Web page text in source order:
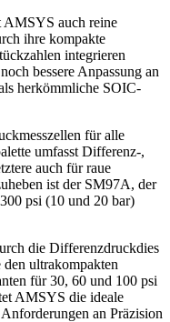
AMSYS auch reine
ihre kompakte
integrieren
bessere Anpassung an
herkömmliche SOIC-
für alle
umfasst Differenz-,
auch für raue
ist der SM97A, der
psi (10 und 20 bar)
die Differenzdruckdies
ultrakompakten
für 30, 60 und 100 psi
AMSYS die ideale
an Präzision